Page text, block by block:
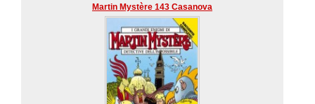
Martin Mystère 143 Casanova